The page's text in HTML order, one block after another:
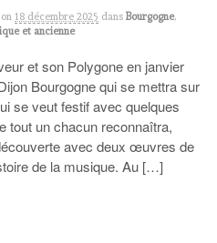
on 18 décembre 2025 dans Bourgogne,
et ancienne
et son Polygone en janvier
Bourgogne qui se mettra sur
se veut festif avec quelques
tout un chacun reconnaîtra,
avec deux œuvres de
de la musique. Au […]